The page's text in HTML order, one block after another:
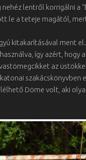
nehéz lentről korrigálni
le a teteje magától,
kitakarításával ment
így azért, hogy
az
szakácskönyvben
Döme volt, aki